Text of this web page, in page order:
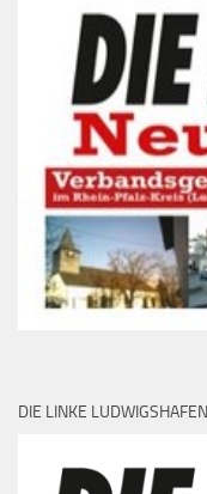
DIE LINKE